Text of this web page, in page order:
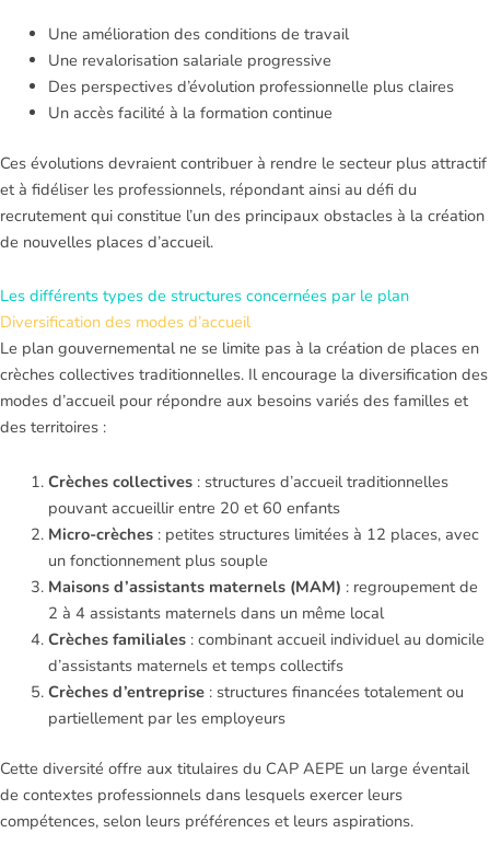
Une amélioration des conditions de travail
Une revalorisation salariale progressive
Des perspectives d’évolution professionnelle plus claires
Un accès facilité à la formation continue
Ces évolutions devraient contribuer à rendre le secteur plus attractif
et à fidéliser les professionnels, répondant ainsi au défi du
recrutement qui constitue l’un des principaux obstacles à la création
de nouvelles places d’accueil.
Les différents types de structures concernées par le plan
Diversification des modes d’accueil
Le plan gouvernemental ne se limite pas à la création de places en
crèches collectives traditionnelles. Il encourage la diversification des
modes d’accueil pour répondre aux besoins variés des familles et
des territoires :
Crèches collectives: structures d’accueil traditionnelles
pouvant accueillir entre 20 et 60 enfants
Micro-crèches: petites structures limitées à 12 places, avec
un fonctionnement plus souple
Maisons d’assistants maternels (MAM) : regroupement de
2 à 4 assistants maternels dans un même local
Crèches familiales: combinant accueil individuel au domicile
d’assistants maternels et temps collectifs
Crèches d’entreprise: structures financées totalement ou
partiellement par les employeurs
Cette diversité offre aux titulaires du CAP AEPE un large éventail
de contextes professionnels dans lesquels exercer leurs
compétences, selon leurs préférences et leurs aspirations.